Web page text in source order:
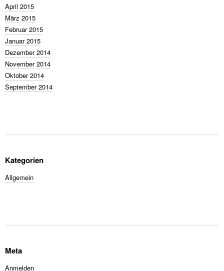
April 2015
März 2015
Februar 2015
Januar 2015
Dezember 2014
November 2014
Oktober 2014
September 2014
Kategorien
Allgemein
Meta
Anmelden